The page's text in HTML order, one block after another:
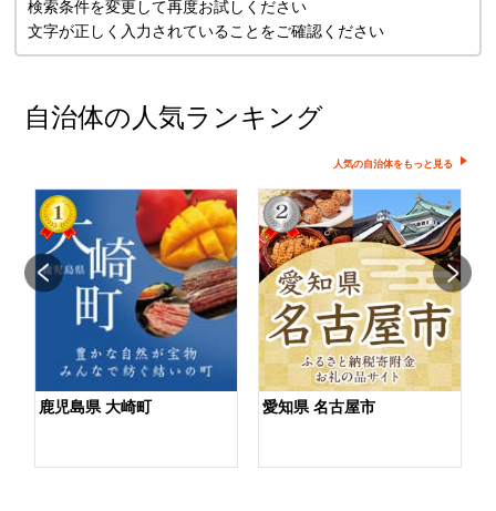
検索条件を変更して再度お試しください
文字が正しく入力されていることをご確認ください
自治体の人気ランキング
人気の自治体をもっと見る
鹿児島県 大崎町 愛知県 名古屋市